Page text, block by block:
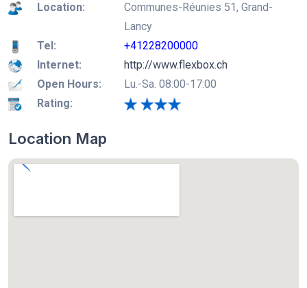
Location:
Communes-Réunies 51, Grand-
Lancy
Tel:
+41228200000
Internet:
http://www.flexbox.ch
Open Hours:
Lu.-Sa. 08:00-17:00
Rating:
Location Map